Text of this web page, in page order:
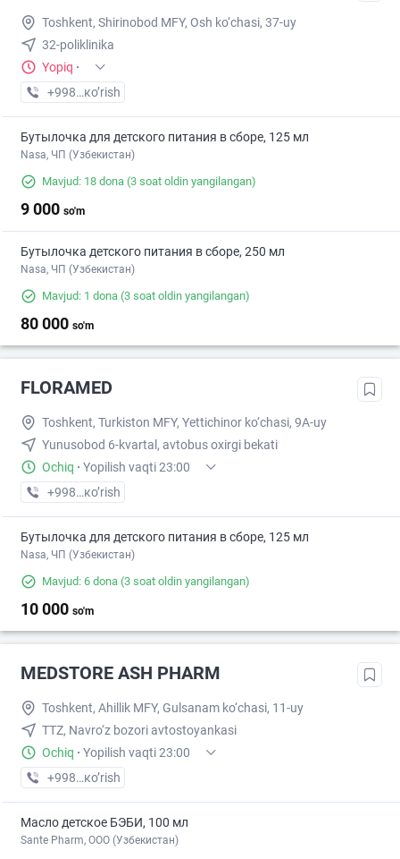
Toshkent, Shirinobod MFY, Osh ko‘chasi, 37-uy
32-poliklinika
Yopiq ·
+998 (77) XXX-XX-XX
кo’rish
Бутылочка для детского питания в сборе, 125 мл
Nasa, ЧП (Узбекистан)
Mavjud: 18 dona (3 soat oldin yangilangan)
9 000 so'm
Бутылочка детского питания в сборе, 250 мл
Nasa, ЧП (Узбекистан)
Mavjud: 1 dona (3 soat oldin yangilangan)
80 000 so'm
FLORAMED
Toshkent, Turkiston MFY, Yettichinor ko‘chasi, 9A-uy
Yunusobod 6-kvartal, avtobus oxirgi bekati
Ochiq · Yopilish vaqti 23:00
+998 (77) XXX-XX-XX
кo’rish
Бутылочка для детского питания в сборе, 125 мл
Nasa, ЧП (Узбекистан)
Mavjud: 6 dona (3 soat oldin yangilangan)
10 000 so'm
MEDSTORE ASH PHARM
Toshkent, Ahillik MFY, Gulsanam ko‘chasi, 11-uy
TTZ, Navro‘z bozori avtostoyankasi
Ochiq · Yopilish vaqti 23:00
+998 (95) XXX-XX-XX
кo’rish
Масло детское БЭБИ, 100 мл
Sante Pharm, OOO (Узбекистан)